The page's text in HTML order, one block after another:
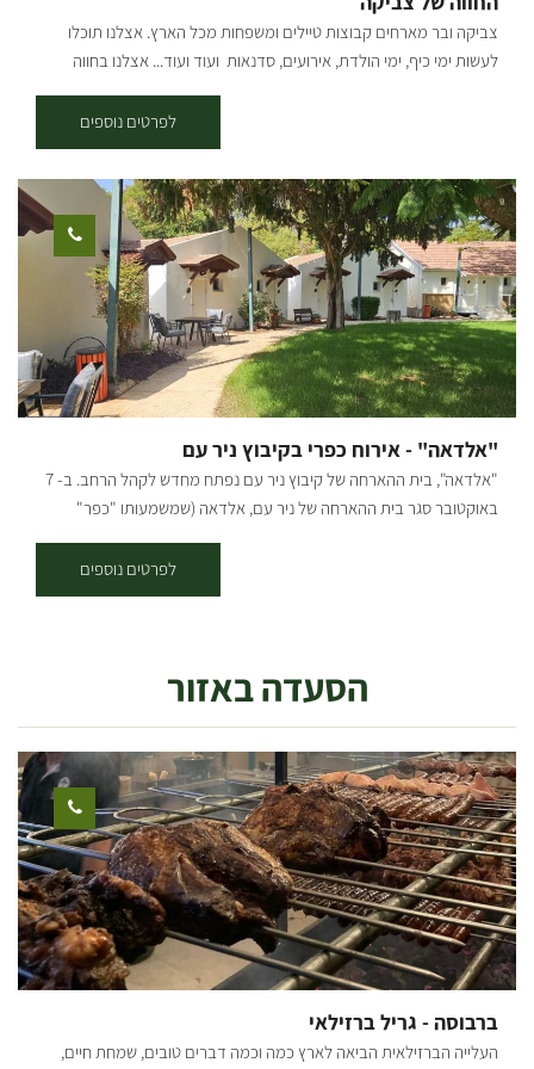
משעה 15:00 יציאה במוצ"ש עד 21:00, יציאה ביום ראשון – עד 11:00.
צביקה ובר מארחים קבוצות טיילים ומשפחות מכל הארץ. אצלנו תוכלו
לעשות ימי כיף, ימי הולדת, אירועים, סדנאות ועוד ועוד... אצלנו בחווה
אחד. החאנים ממוזגים ומאובזרים במחצלות שטיחים מזרונים וכריות. בחווה
יש בריכה גדולה המשקיפה לנוף עוצר נשימה! המקלחות והשירותים
במרחק של 10 מטר ממקום הלינה עם מים חמים ללא הפסקה, בצמוד
לחאן יש מטבח מאובזר הכולל: מקרר, מקפיא, תנור, מכונת קרח, צ'יפסר,
פלנצ'ה, מיקרוגל, כריים וכל כלי המטבח הנדרשים לבישול עצמי. בחווה יש
בריכה גדולה המשקיפה לנוף עוצר נשימה! בנוסף, ניתן גם להזמין ארוחות
בוקר וערב שאנו מכינים במקום, יש אפשרות לטיולי ג'יפים ואופניים, ימי כיף
וגיבוש. *האירוח בתיאום מראש למינימום 10 אנשים.
לפרטים נוספים
"אלדאה" - אירוח כפרי בקיבוץ ניר עם
"אלדאה", בית ההארחה של קיבוץ ניר עם נפתח מחדש לקהל הרחב. ב- 7
באוקטובר סגר בית ההארחה של ניר עם, אלדאה (שמשמעותו "כפר"
חדרי האירוח שלנו היוו בסיס צבאי, ועד לחודש מרץ השנה אירחנו באהבה
גדולה ובחיבוק את החיילים שלנו שהגנו על הבית שלנו. בחודשים האחרונים
הציבוריים שוקמו - נסללו שבילים חדשים, נשתלו מדשאות וצמחי נוי וכל
התשתיות הוחלפו. גם החדרים עברו שידרוג ושינוי מהיסוד - החל מהגגות,
הריהוט והאביזרים המשלימים. וכעת, כשהכל חדש, רענן ומלא תקווה,
"אלדאה" פותחת מחדש את שעריה לקהל הרחב. 23 החדרים מתאימים
לזוגות ולמשפחות. *אטרקציות תיירותיות בקרבת הקיבוץ - גרין פאב,
ארגמן, קפה צ'לה, חץ שחור, מצפור סיבוני ועוד כל מה שיש לנו פה בסביבה.
מחכים לכם בהתרגשות גדולה :) [gallery columns="5"
ids="32232,32230,32228,32226,32224,32222,32220,32218,32216,32
198,32200,32202,32204,32206,32208,32210,32212,32214,32196,321
94,32192,32190,32186,32184,32182" orderby="rand"]
לפרטים נוספים
הסעדה באזור
ברבוסה - גריל ברזילאי
העלייה הברזילאית הביאה לארץ כמה וכמה דברים טובים, שמחת חיים,